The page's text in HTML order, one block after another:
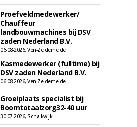
Proefveldmedewerker/
Chauffeur
landbouwmachines bij DSV
zaden Nederland B.V.
06-08-2026, Ven-Zelderheide
Kasmedewerker (fulltime) bij
DSV zaden Nederland B.V.
06-08-2026, Ven-Zelderheide
Groeiplaats specialist bij
Boomtotaalzorg32-40 uur
30-07-2026, Schalkwijk